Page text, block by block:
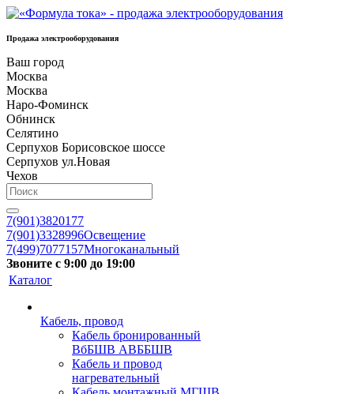
Продажа электрооборудования
Ваш город
Москва
Москва
Наро-Фоминск
Обнинск
Селятино
Серпухов Борисовское шоссе
Серпухов ул.Новая
Чехов
7(901)3820177
7(901)3328996Освещение
7(499)7077157Многоканальный
Звоните с 9:00 до 19:00
Каталог
Кабель, провод
Кабель бронированный
ВбБШВ АВББШВ
Кабель и провод
нагревательный